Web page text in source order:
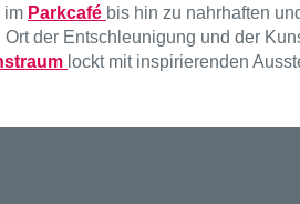
im Parkcafé bis hin zu nahrhaften
der Entschleunigung und der
lockt mit inspirierenden